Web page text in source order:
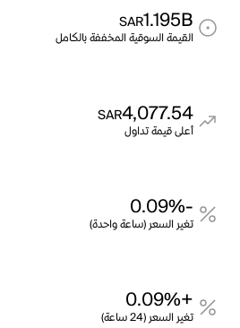
1.195B
SAR
القيمة السوقية المخففة بالكامل
4,077.54
SAR
أعلى قيمة تداول
-0.09%
تغير السعر (ساعة واحدة)
+0.09%
تغير السعر (24 ساعة)